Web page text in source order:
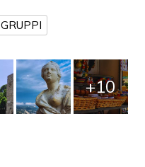
GRUPPI
+10